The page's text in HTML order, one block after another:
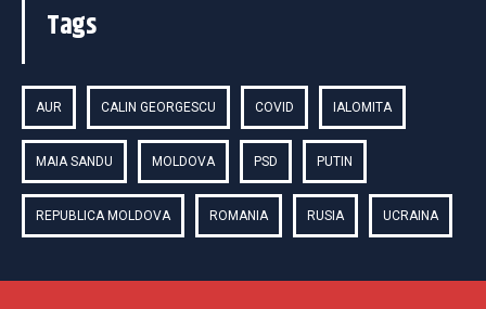
Tags
AUR CALIN GEORGESCU COVID IALOMITA
MAIA SANDU MOLDOVA PSD PUTIN
REPUBLICA MOLDOVA ROMANIA RUSIA UCRAINA